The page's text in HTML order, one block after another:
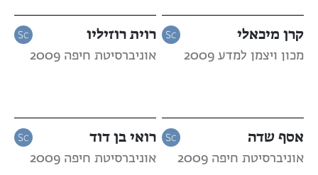
קרן מיכאלי
מכון ויצמן למדע 2009
רוית רוזיליו
אוניברסיטת חיפה 2009
אסף שדה
אוניברסיטת חיפה 2009
רואי בן דוד
אוניברסיטת חיפה 2009